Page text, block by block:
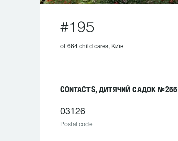
#195
of 664 child cares, Київ
CONTACTS, ДИТЯЧИЙ САДОК №255
03126
Postal code